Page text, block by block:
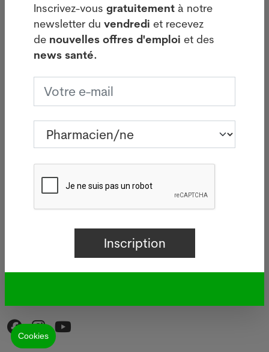
Candidat/e
Questions fréquentes
News
Entreprise
CG CG d'utilisation
Protection des données
Inscrivez-vous gratuitement à notre
newsletter du vendredi et recevez
de nouvelles offres d'emploi et des
news santé.